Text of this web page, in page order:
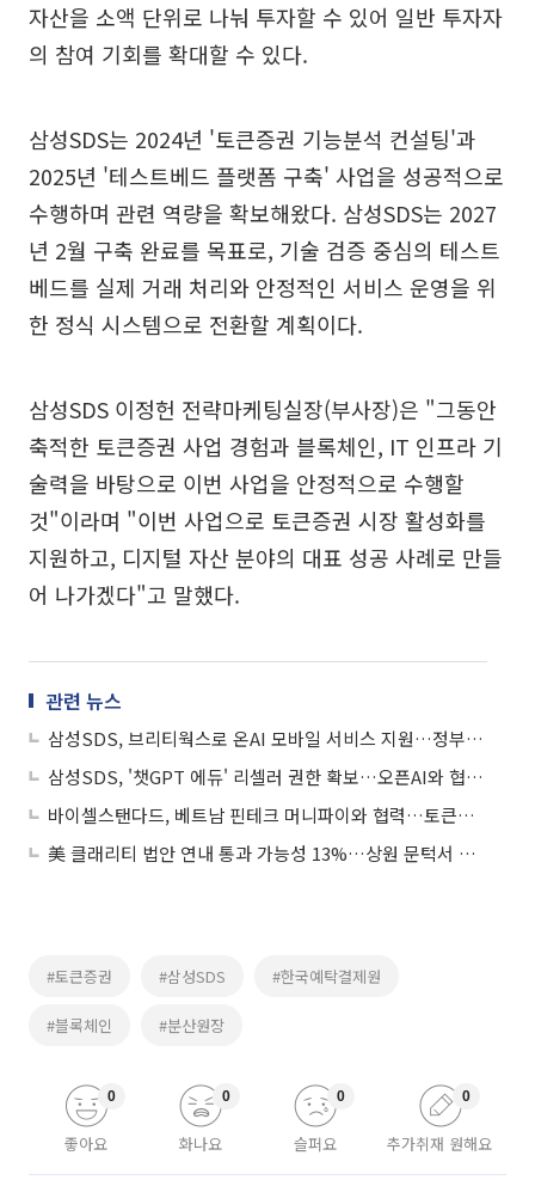
자산을 소액 단위로 나눠 투자할 수 있어 일반 투자자
의 참여 기회를 확대할 수 있다.
삼성SDS는 2024년 '토큰증권 기능분석 컨설팅'과
2025년 '테스트베드 플랫폼 구축' 사업을 성공적으로
수행하며 관련 역량을 확보해왔다. 삼성SDS는 2027
년 2월 구축 완료를 목표로, 기술 검증 중심의 테스트
베드를 실제 거래 처리와 안정적인 서비스 운영을 위
한 정식 시스템으로 전환할 계획이다.
삼성SDS 이정헌 전략마케팅실장(부사장)은 "그동안
축적한 토큰증권 사업 경험과 블록체인, IT 인프라 기
술력을 바탕으로 이번 사업을 안정적으로 수행할
것"이라며 "이번 사업으로 토큰증권 시장 활성화를
지원하고, 디지털 자산 분야의 대표 성공 사례로 만들
어 나가겠다"고 말했다.
관련 뉴스
삼성SDS, 브리티웍스로 온AI 모바일 서비스 지원…정부 부처 공식 협업도구 선정
삼성SDS, '챗GPT 에듀' 리셀러 권한 확보…오픈AI와 협력 확대
바이셀스탠다드, 베트남 핀테크 머니파이와 협력…토큰증권 해외 확장 시동
美 클래리티 법안 연내 통과 가능성 13%…상원 문턱서 제동
#토큰증권 #삼성SDS #한국예탁결제원
#블록체인 #분산원장
좋아요
0
화나요
0
슬퍼요
0
추가취재 원해요
0